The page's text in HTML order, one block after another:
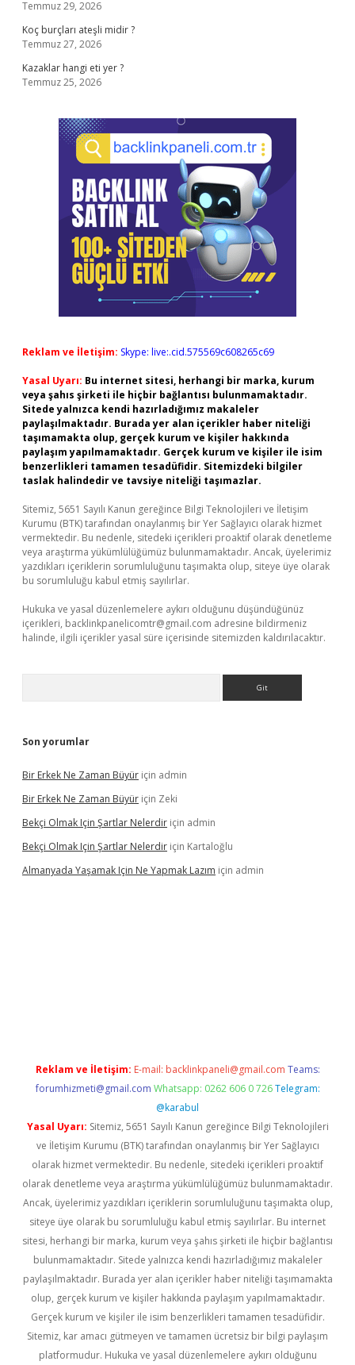
Temmuz 29, 2026
Koç burçları ateşli midir ?
Temmuz 27, 2026
Kazaklar hangi eti yer ?
Temmuz 25, 2026
Reklam ve İletişim: Skype: live:.cid.575569c608265c69
Yasal Uyarı: Bu internet sitesi, herhangi bir marka, kurum
veya şahıs şirketi ile hiçbir bağlantısı bulunmamaktadır.
Sitede yalnızca kendi hazırladığımız makaleler
paylaşılmaktadır. Burada yer alan içerikler haber niteliği
taşımamakta olup, gerçek kurum ve kişiler hakkında
paylaşım yapılmamaktadır. Gerçek kurum ve kişiler ile isim
benzerlikleri tamamen tesadüfidir. Sitemizdeki bilgiler
taslak halindedir ve tavsiye niteliği taşımazlar.
Sitemiz, 5651 Sayılı Kanun gereğince Bilgi Teknolojileri ve İletişim
Kurumu (BTK) tarafından onaylanmış bir Yer Sağlayıcı olarak hizmet
vermektedir. Bu nedenle, sitedeki içerikleri proaktif olarak denetleme
veya araştırma yükümlülüğümüz bulunmamaktadır. Ancak, üyelerimiz
yazdıkları içeriklerin sorumluluğunu taşımakta olup, siteye üye olarak
bu sorumluluğu kabul etmiş sayılırlar.
Hukuka ve yasal düzenlemelere aykırı olduğunu düşündüğünüz
içerikleri, backlinkpanelicomtr@gmail.com adresine bildirmeniz
halinde, ilgili içerikler yasal süre içerisinde sitemizden kaldırılacaktır.
Son yorumlar
Bir Erkek Ne Zaman Büyür için admin
Bir Erkek Ne Zaman Büyür için Zeki
Bekçi Olmak Için Şartlar Nelerdir için admin
Bekçi Olmak Için Şartlar Nelerdir için Kartaloğlu
Almanyada Yaşamak Için Ne Yapmak Lazım için admin
Reklam ve İletişim: E-mail: backlinkpaneli@gmail.com Teams:
forumhizmeti@gmail.com Whatsapp: 0262 606 0 726 Telegram:
@karabul
Yasal Uyarı: Sitemiz, 5651 Sayılı Kanun gereğince Bilgi Teknolojileri
ve İletişim Kurumu (BTK) tarafından onaylanmış bir Yer Sağlayıcı
olarak hizmet vermektedir. Bu nedenle, sitedeki içerikleri proaktif
olarak denetleme veya araştırma yükümlülüğümüz bulunmamaktadır.
Ancak, üyelerimiz yazdıkları içeriklerin sorumluluğunu taşımakta olup,
siteye üye olarak bu sorumluluğu kabul etmiş sayılırlar. Bu internet
sitesi, herhangi bir marka, kurum veya şahıs şirketi ile hiçbir bağlantısı
bulunmamaktadır. Sitede yalnızca kendi hazırladığımız makaleler
paylaşılmaktadır. Burada yer alan içerikler haber niteliği taşımamakta
olup, gerçek kurum ve kişiler hakkında paylaşım yapılmamaktadır.
Gerçek kurum ve kişiler ile isim benzerlikleri tamamen tesadüfidir.
Sitemiz, kar amacı gütmeyen ve tamamen ücretsiz bir bilgi paylaşım
platformudur. Hukuka ve yasal düzenlemelere aykırı olduğunu